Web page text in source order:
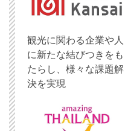
観光に関わる企業や人
に新たな結びつきをも
たらし、様々な課題解
決を実現